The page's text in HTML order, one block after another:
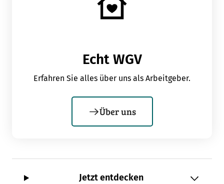
Echt WGV
Erfahren Sie alles über uns als Arbeitgeber.
Über uns
Jetzt entdecken